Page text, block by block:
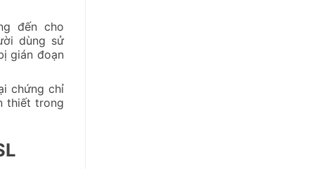
đến cho
dùng sử
gián đoạn
chứng chỉ
thiết trong